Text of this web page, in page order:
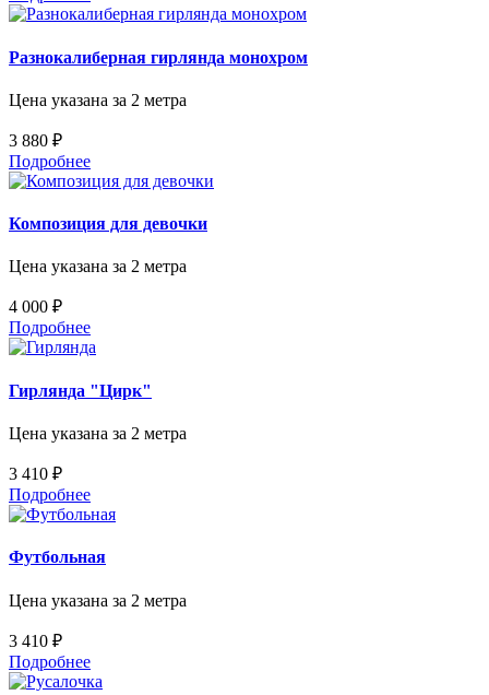
Разнокалиберная гирлянда монохром
Цена указана за 2 метра
3 880 ₽
Подробнее
Композиция для девочки
Цена указана за 2 метра
4 000 ₽
Подробнее
Гирлянда "Цирк"
Цена указана за 2 метра
3 410 ₽
Подробнее
Футбольная
Цена указана за 2 метра
3 410 ₽
Подробнее